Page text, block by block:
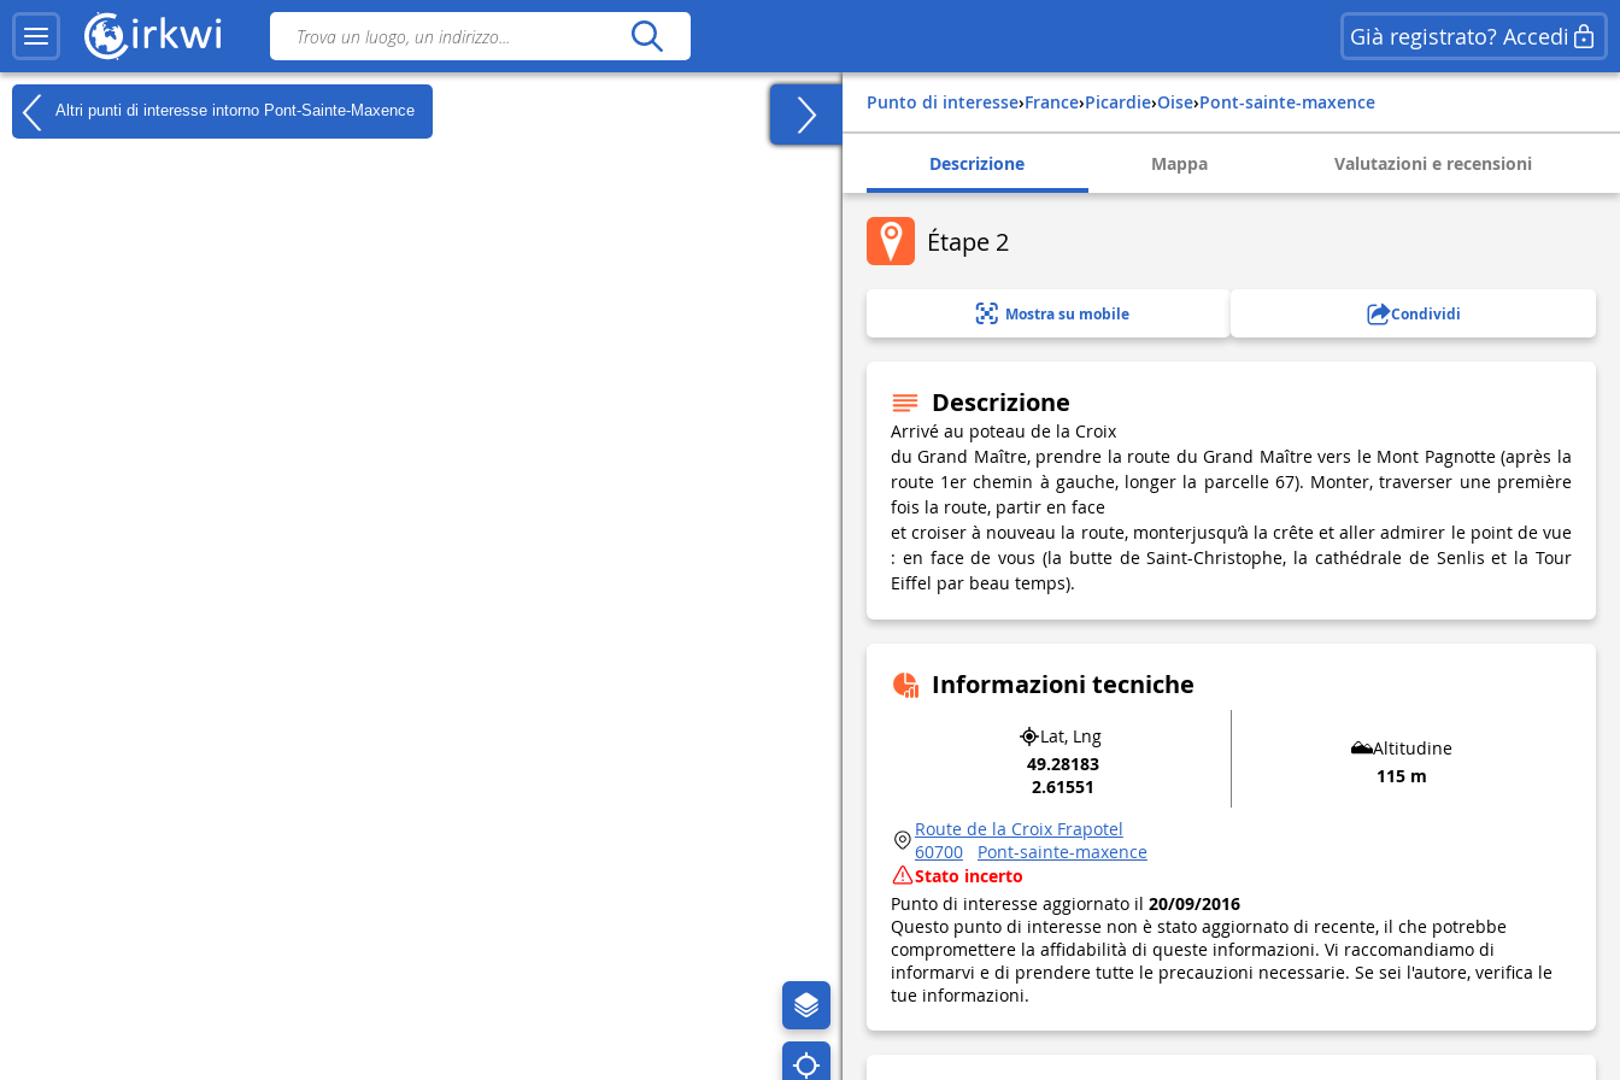
Già registrato? Accedi
Altri punti di interesse intorno Pont-Sainte-Maxence Punto di interesse› france› picardie› oise› pont-sainte-maxence
Descrizione Mappa Valutazioni e recensioni
Étape 2
Mostra su mobile Condividi
Descrizione
Arrivé au poteau de la Croix
du Grand Maître, prendre la route du Grand Maître vers le Mont Pagnotte (après la
route 1er chemin à gauche, longer la parcelle 67). Monter, traverser une première
fois la route, partir en face
et croiser à nouveau la route, monterjusqu’à la crête et aller admirer le point de vue
: en face de vous (la butte de Saint-Christophe, la cathédrale de Senlis et la Tour
Eiffel par beau temps).
Informazioni tecniche
Lat, Lng
49.28183
2.61551
Altitudine
115 m
Route de la Croix Frapotel
60700
Pont-sainte-maxence
Stato incerto
Punto di interesse aggiornato il 20/09/2016
Questo punto di interesse non è stato aggiornato di recente, il che potrebbe
compromettere la affidabilità di queste informazioni. Vi raccomandiamo di
informarvi e di prendere tutte le precauzioni necessarie. Se sei l'autore, verifica le
tue informazioni.